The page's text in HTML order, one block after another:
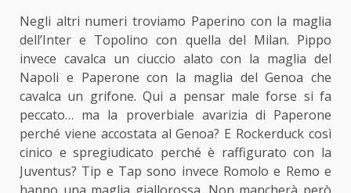
Negli altri numeri troviamo Paperino con la maglia
dell’Inter e Topolino con quella del Milan. Pippo
invece cavalca un ciuccio alato con la maglia del
Napoli e Paperone con la maglia del Genoa che
cavalca un grifone. Qui a pensar male forse si fa
peccato… ma la proverbiale avarizia di Paperone
perché viene accostata al Genoa? E Rockerduck così
cinico e spregiudicato perché è raffigurato con la
Juventus? Tip e Tap sono invece Romolo e Remo e